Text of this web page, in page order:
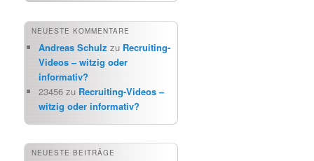
NEUESTE KOMMENTARE
Andreas Schulz zu Recruiting-
Videos – witzig oder
informativ?
23456 zu Recruiting-Videos –
witzig oder informativ?
NEUESTE BEITRÄGE